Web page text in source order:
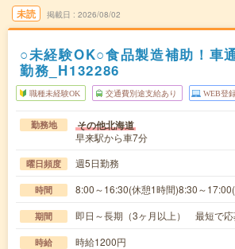
未読 掲載日 2026/08/02
○未経験OK○食品製造補助！車
勤務_H132286
職種未経験OK 交通費別途支給あり WEB登
勤務地 その他北海道
早来駅から車7分
曜日頻度 週5日勤務
時間 8:00～16:30(休憩1時間)8:30～
期間 即日～長期（3ヶ月以上） 最短で応
時給 時給1200円